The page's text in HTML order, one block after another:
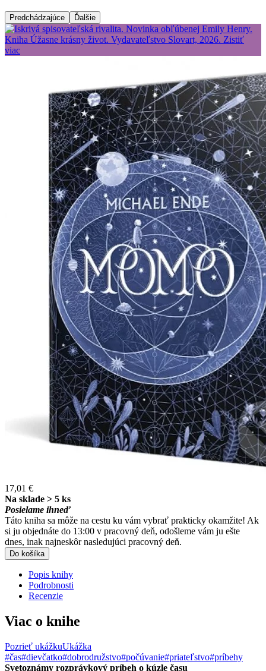
Predchádzajúce Ďalšie
17,01 €
Na sklade > 5 ks
Posielame ihneď
Táto kniha sa môže na cestu ku vám vybrať prakticky okamžite! Ak
si ju objednáte do 13:00 v pracovný deň, odošleme vám ju ešte
dnes, inak najneskôr nasledujúci pracovný deň.
Do košíka
Popis knihy
Podrobnosti
Recenzie
Viac o knihe
Pozrieť ukážkuUkážka
#čas#dievčatko#dobrodružstvo#počúvanie#priateľstvo#príbehy
Svetoznámy rozprávkový príbeh o kúzle času